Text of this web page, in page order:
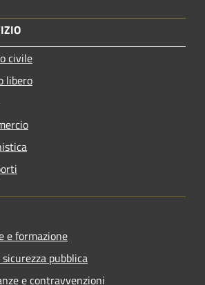
civile
libero
e formazione
pubblica
e contravvenzioni